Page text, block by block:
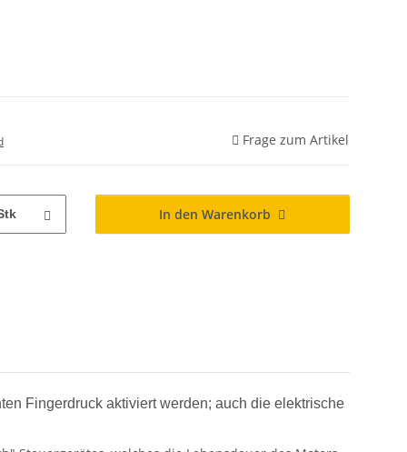
Frage zum Artikel
In den Warenkorb
Fingerdruck aktiviert werden; auch die elektrische